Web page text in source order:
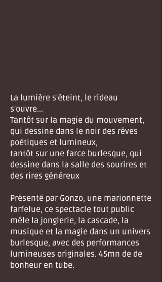
La lumière s'éteint, le rideau
s'ouvre...
Tantôt sur la magie du mouvement,
qui dessine dans le noir des rêves
poétiques et lumineux,
tantôt sur une farce burlesque, qui
dessine dans la salle des sourires et
des rires généreux
Présenté par Gonzo, une marionnette
farfelue, ce spectacle tout public
mêle la jonglerie, la cascade, la
musique et la magie dans un univers
burlesque, avec des performances
lumineuses originales. 45mn de de
bonheur en tube.